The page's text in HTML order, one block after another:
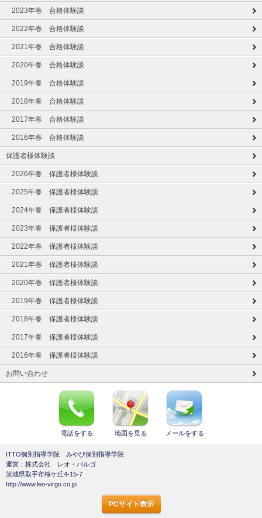
2023年春 合格体験談
2022年春 合格体験談
2021年春 合格体験談
2020年春 合格体験談
2019年春 合格体験談
2018年春 合格体験談
2017年春 合格体験談
2016年春 合格体験談
保護者様体験談
2026年春 保護者様体験談
2025年春 保護者様体験談
2024年春 保護者様体験談
2023年春 保護者様体験談
2022年春 保護者様体験談
2021年春 保護者様体験談
2020年春 保護者様体験談
2019年春 保護者様体験談
2018年春 保護者様体験談
2017年春 保護者様体験談
2016年春 保護者様体験談
お問い合わせ
電話をする 地図を見る メールをする
ITTO個別指導学院 みやび個別指導学院
運営：株式会社 レオ・バルゴ
茨城県取手市桜ケ丘4-15-7
http://www.leo-virgo.co.jp
PCサイト表示